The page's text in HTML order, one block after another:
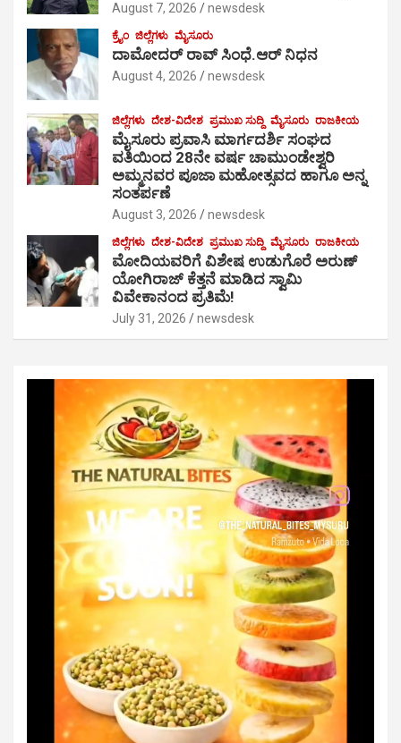
August 7, 2026 newsdesk
ಕ್ರೈಂ ಜಿಲ್ಲೆಗಳು ಮೈಸೂರು
ದಾಮೋದರ್ ರಾವ್ ಸಿಂಧೆ.ಆರ್ ನಿಧನ
August 4, 2026 newsdesk
ಜಿಲ್ಲೆಗಳು ದೇಶ-ವಿದೇಶ ಪ್ರಮುಖ ಸುದ್ದಿ ಮೈಸೂರು ರಾಜಕೀಯ
ಮೈಸೂರು ಪ್ರವಾಸಿ ಮಾರ್ಗದರ್ಶಿ ಸಂಘದ
ವತಿಯಿಂದ 28ನೇ ವರ್ಷ ಚಾಮುಂಡೇಶ್ವರಿ
ಅಮ್ಮನವರ ಪೂಜಾ ಮಹೋತ್ಸವದ ಹಾಗೂ ಅನ್ನ
ಸಂತರ್ಪಣೆ
August 3, 2026 newsdesk
ಜಿಲ್ಲೆಗಳು ದೇಶ-ವಿದೇಶ ಪ್ರಮುಖ ಸುದ್ದಿ ಮೈಸೂರು ರಾಜಕೀಯ
ಮೋದಿಯವರಿಗೆ ವಿಶೇಷ ಉಡುಗೊರೆ ಅರುಣ್
ಯೋಗಿರಾಜ್ ಕೆತ್ತನೆ ಮಾಡಿದ ಸ್ವಾಮಿ
ವಿವೇಕಾನಂದ ಪ್ರತಿಮೆ!
July 31, 2026 newsdesk